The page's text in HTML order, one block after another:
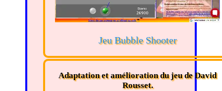
Jeu Bubble Shooter
Adaptation et amélioration du jeu de David
Rousset.